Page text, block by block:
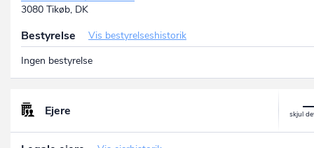
3080 Tikøb, DK
Bestyrelse
Vis bestyrelseshistorik
Ingen bestyrelse
Ejere